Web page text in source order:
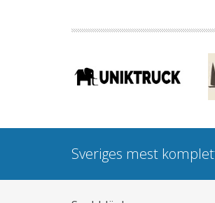
Sveriges mest